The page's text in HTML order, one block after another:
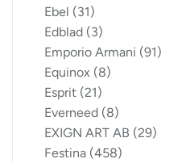
Ebel (31)
Edblad (3)
Emporio Armani (91)
Equinox (8)
Esprit (21)
Everneed (8)
EXIGN ART AB (29)
Festina (458)